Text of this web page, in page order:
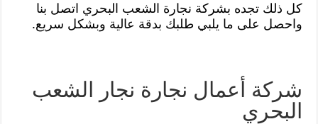
كل ذلك تجده بشركة نجارة الشعب البحري اتصل بنا
واحصل على ما يلبي طلبك بدقة عالية وبشكل سريع.
شركة أعمال نجارة نجار الشعب
البحري